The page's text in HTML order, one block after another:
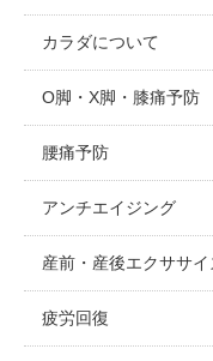
カラダについて
O脚・X脚・膝痛予防
腰痛予防
アンチエイジング
産前・産後エクササイ
疲労回復